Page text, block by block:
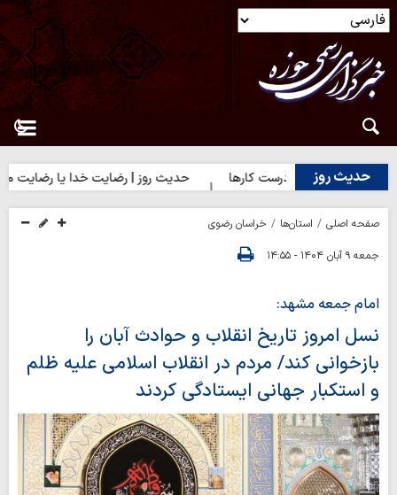
حدیث روز
روز | آغاز درست کارها حدیث روز | رضایت خدا یا رضایت مردم؟
صفحه اصلی استان‌ها
خراسان رضوی
جمعه ۹ آبان ۱۴۰۴ - ۱۴:۵۵
امام جمعه مشهد:
نسل امروز تاریخ انقلاب و حوادث آبان را
بازخوانی کند/ مردم در انقلاب اسلامی علیه ظلم
و استکبار جهانی ایستادگی کردند